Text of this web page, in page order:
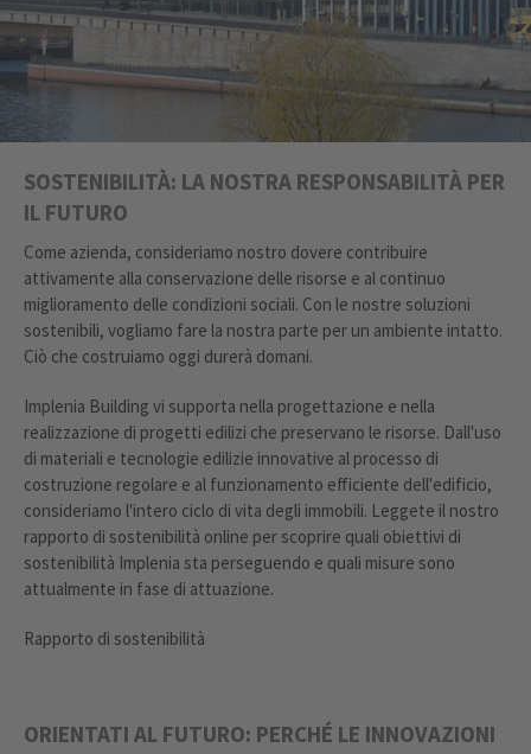
SOSTENIBILITÀ: LA NOSTRA RESPONSABILITÀ PER
IL FUTURO
Come azienda, consideriamo nostro dovere contribuire
attivamente alla conservazione delle risorse e al continuo
miglioramento delle condizioni sociali. Con le nostre soluzioni
sostenibili, vogliamo fare la nostra parte per un ambiente intatto.
Ciò che costruiamo oggi durerà domani.
Implenia Building vi supporta nella progettazione e nella
realizzazione di progetti edilizi che preservano le risorse. Dall'uso
di materiali e tecnologie edilizie innovative al processo di
costruzione regolare e al funzionamento efficiente dell'edificio,
consideriamo l'intero ciclo di vita degli immobili. Leggete il nostro
rapporto di sostenibilità online per scoprire quali obiettivi di
sostenibilità Implenia sta perseguendo e quali misure sono
attualmente in fase di attuazione.
Rapporto di sostenibilità
ORIENTATI AL FUTURO: PERCHÉ LE INNOVAZIONI